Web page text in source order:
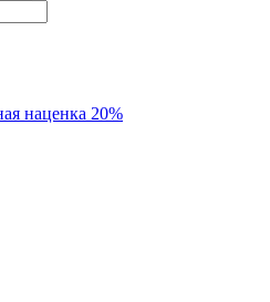
наценка 20%